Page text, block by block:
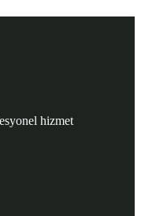
hizmet